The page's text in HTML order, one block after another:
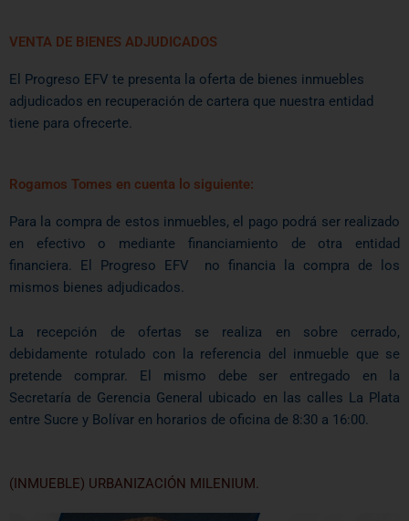
VENTA DE BIENES ADJUDICADOS
El Progreso EFV te presenta la oferta de bienes inmuebles
adjudicados en recuperación de cartera que nuestra entidad
tiene para ofrecerte.
Rogamos Tomes en cuenta lo siguiente:
Para la compra de estos inmuebles, el pago podrá ser realizado
en efectivo o mediante financiamiento de otra entidad
financiera. El Progreso EFV no financia la compra de los
mismos bienes adjudicados.
La recepción de ofertas se realiza en sobre cerrado,
debidamente rotulado con la referencia del inmueble que se
pretende comprar. El mismo debe ser entregado en la
Secretaría de Gerencia General ubicado en las calles La Plata
entre Sucre y Bolívar en horarios de oficina de 8:30 a 16:00.
(INMUEBLE) URBANIZACIÓN MILENIUM.